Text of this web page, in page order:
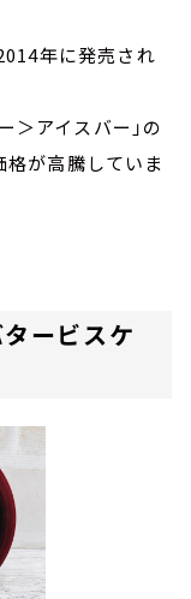
年に発売され
＞アイスバー」の
格が高騰していま
ービスケ